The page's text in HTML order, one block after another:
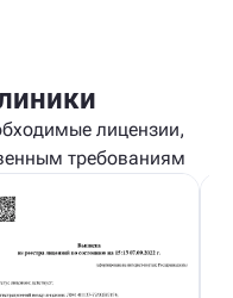
лицензии,
требованиям